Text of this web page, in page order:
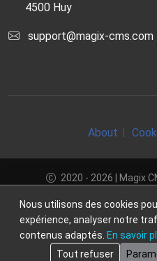
4500 Huy
support@magix-cms.com
About
2020 - 2026 | Magix
Créé par
Nous utilisons des cookies
expérience, analyser notre
contenus adaptés. En savoir
Tout refuser